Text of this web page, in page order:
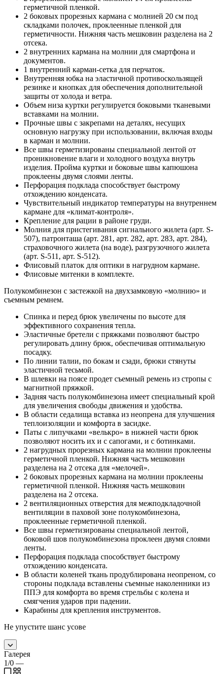
герметичной пленкой.
2 боковых прорезных кармана с молнией 20 см под
складками полочек, проклеенные пленкой для
герметичности. Нижняя часть мешковин разделена на 2
отсека.
2 внутренних кармана на молнии для смартфона и
документов.
1 внутренний карман-сетка для перчаток.
Внутренняя юбка на эластичной противоскользящей
резинке и кнопках для обеспечения дополнительной
защиты от холода и ветра.
Объем низа куртки регулируется боковыми тканевыми
вставками на молнии.
Прочные швы с закрепами на деталях, несущих
основную нагрузку при использовании, включая входы
в карман и молнии.
Все швы герметизированы специальной лентой от
проникновение влаги и холодного воздуха внутрь
изделия. Пройма куртки и боковые швы капюшона
проклеены двумя слоями ленты.
Перфорация подклада способствует быстрому
отхождению конденсата.
Чувствительный индикатор температуры на внутреннем
кармане для «климат-контроля».
Крепление для рации в районе груди.
Молния для пристегивания сигнального жилета (арт. S-
507), патронташа (арт. 281, арт. 282, арт. 283, арт. 284),
страховочного жилета (на воде), разгрузочного жилета
(арт. S-511, арт. S-512).
Флисовый платок для оптики в нагрудном кармане.
Флисовые митенки в комплекте.
Полукомбинезон с застежкой на двухзамковую «молнию» и
съемным ремнем.
Спинка и перед брюк увеличены по высоте для
эффективного сохранения тепла.
Эластичные бретели с пряжками позволяют быстро
регулировать длину брюк, обеспечивая оптимальную
посадку.
По линии талии, по бокам и сзади, брюки стянуты
эластичной тесьмой.
В шлевки на поясе продет съемный ремень из стропы с
магнитной пряжкой.
Задняя часть полукомбинезона имеет специальный крой
для увеличения свободы движения и удобства.
В области седалища вставка из неопрена для улучшения
теплоизоляции и комфорта в засидке.
Паты с липучками «велькро» в нижней части брюк
позволяют носить их и с сапогами, и с ботинками.
2 нагрудных прорезных кармана на молнии проклеены
герметичной пленкой. Нижняя часть мешковин
разделена на 2 отсека для «мелочей».
2 боковых прорезных кармана на молнии проклеены
герметичной пленкой. Нижняя часть мешковин
разделена на 2 отсека.
2 вентиляционных отверстия для межподкладочной
вентиляции в паховой зоне полукомбинезона,
проклеенные герметичной пленкой.
Все швы герметизированы специальной лентой,
боковой шов полукомбинезона проклеен двумя слоями
ленты.
Перфорация подклада способствует быстрому
отхождению конденсата.
В области коленей ткань продублирована неопреном, со
стороны подклада вставлены съемные наколенники из
ППЭ для комфорта во время стрельбы с колена и
смягчения ударов при падении.
Карабины для крепления инструментов.
Не упустите шанс усове
Галерея
1/0 —